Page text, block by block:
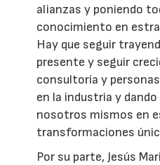
alianzas y poniendo
conocimiento en
Hay que seguir
presente y seguir
consultoría y
en la industria y
nosotros mismos en
transformaciones
Por su parte, Jesús